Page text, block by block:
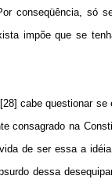
conseqüência, só
impõe que se
cabe questionar
na
de ser essa a
dessa